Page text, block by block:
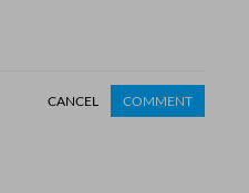
CANCEL COMMENT